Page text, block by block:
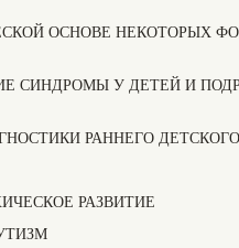
ОСНОВЕ НЕКОТОРЫХ
СИНДРОМЫ У ДЕТЕЙ И
РАННЕГО
РАЗВИТИЕ